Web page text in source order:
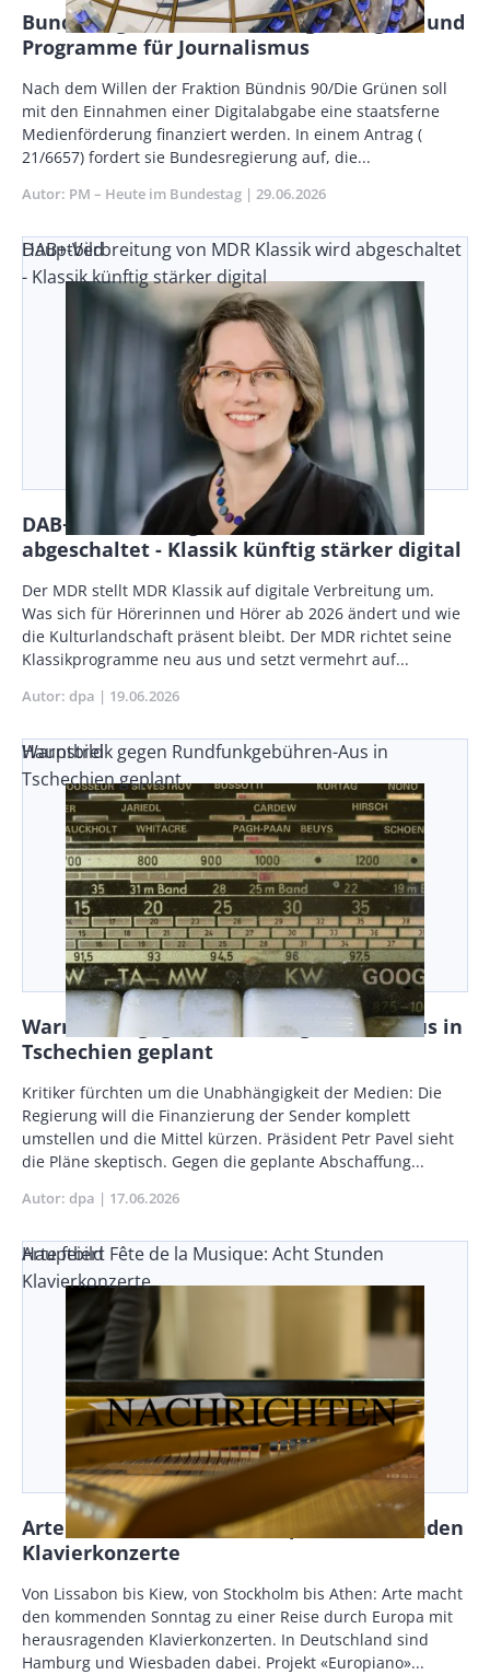
Bundestag: Grüne fordern Digitalabgabe und
Programme für Journalismus
Body
Nach dem Willen der Fraktion Bündnis 90/Die Grünen soll
mit den Einnahmen einer Digitalabgabe eine staatsferne
Medienförderung finanziert werden. In einem Antrag (
21/6657) fordert sie Bundesregierung auf, die...
Autor PM – Heute im Bundestag Publikationsdatum
29.06.2026
DAB+-Verbreitung von MDR Klassik wird abgeschaltet
- Klassik künftig stärker digital
Hauptbild
DAB+-Verbreitung von MDR Klassik wird
abgeschaltet - Klassik künftig stärker digital
Body
Der MDR stellt MDR Klassik auf digitale Verbreitung um.
Was sich für Hörerinnen und Hörer ab 2026 ändert und wie
die Kulturlandschaft präsent bleibt. Der MDR richtet seine
Klassikprogramme neu aus und setzt vermehrt auf...
Autor dpa Publikationsdatum
19.06.2026
Warnstreik gegen Rundfunkgebühren-Aus in
Tschechien geplant
Hauptbild
Warnstreik gegen Rundfunkgebühren-Aus in
Tschechien geplant
Body
Kritiker fürchten um die Unabhängigkeit der Medien: Die
Regierung will die Finanzierung der Sender komplett
umstellen und die Mittel kürzen. Präsident Petr Pavel sieht
die Pläne skeptisch. Gegen die geplante Abschaffung...
Autor dpa Publikationsdatum
17.06.2026
Arte feiert Fête de la Musique: Acht Stunden
Klavierkonzerte
Hauptbild
Arte feiert Fête de la Musique: Acht Stunden
Klavierkonzerte
Body
Von Lissabon bis Kiew, von Stockholm bis Athen: Arte macht
den kommenden Sonntag zu einer Reise durch Europa mit
herausragenden Klavierkonzerten. In Deutschland sind
Hamburg und Wiesbaden dabei. Projekt «Europiano»...